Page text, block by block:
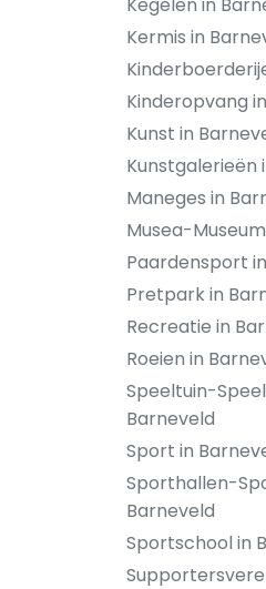
Kermis in
Kinderopvang
Kunst in
Kunstgalerieën
Maneges in
Musea-
Paardensport
Pretpark in
Recreatie in
Roeien in
Speeltuin-
Barneveld
Sport in
Sporthallen-
Barneveld
Sportschool in